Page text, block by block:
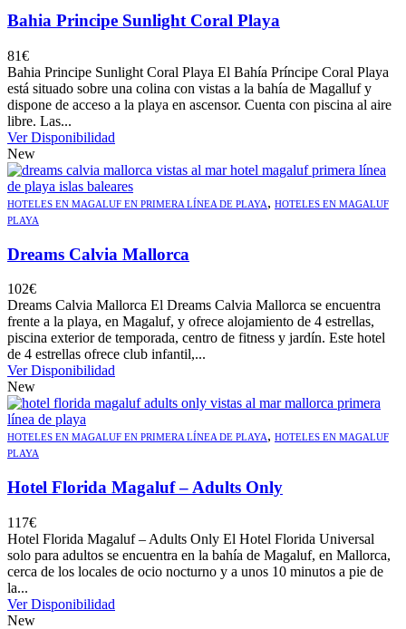
Bahia Principe Sunlight Coral Playa
81€
Bahia Principe Sunlight Coral Playa El Bahía Príncipe Coral Playa
está situado sobre una colina con vistas a la bahía de Magalluf y
dispone de acceso a la playa en ascensor. Cuenta con piscina al aire
libre. Las...
Ver Disponibilidad
New
HOTELES EN MAGALUF EN PRIMERA LÍNEA DE PLAYA, HOTELES EN MAGALUF
PLAYA
Dreams Calvia Mallorca
102€
Dreams Calvia Mallorca El Dreams Calvia Mallorca se encuentra
frente a la playa, en Magaluf, y ofrece alojamiento de 4 estrellas,
piscina exterior de temporada, centro de fitness y jardín. Este hotel
de 4 estrellas ofrece club infantil,...
Ver Disponibilidad
New
HOTELES EN MAGALUF EN PRIMERA LÍNEA DE PLAYA, HOTELES EN MAGALUF
PLAYA
Hotel Florida Magaluf – Adults Only
117€
Hotel Florida Magaluf – Adults Only El Hotel Florida Universal
solo para adultos se encuentra en la bahía de Magaluf, en Mallorca,
cerca de los locales de ocio nocturno y a unos 10 minutos a pie de
la...
Ver Disponibilidad
New